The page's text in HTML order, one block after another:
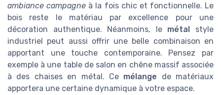
ambiance campagne à la fois chic et fonctionnelle. Le
bois reste le matériau par excellence pour une
décoration authentique. Néanmoins, le métal style
industriel peut aussi offrir une belle combinaison en
apportant une touche contemporaine. Pensez par
exemple à une table de salon en chêne massif associée
à des chaises en métal. Ce mélange de matériaux
apportera une certaine dynamique à votre espace.